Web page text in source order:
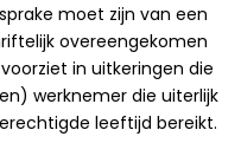
moet zijn van een
overeengekomen
in uitkeringen die
werknemer die uiterlijk
leeftijd bereikt.